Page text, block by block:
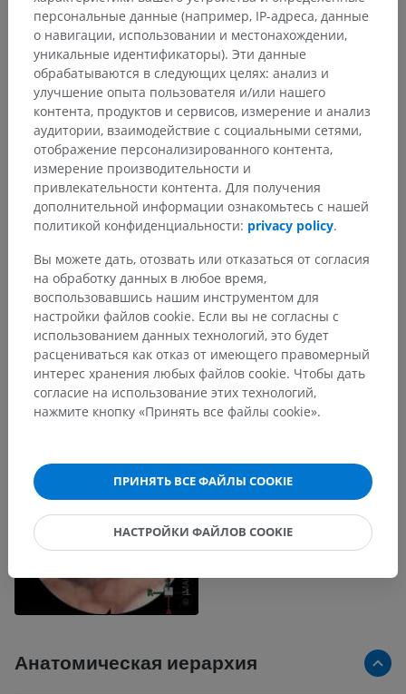
Анатомическая иерархия
персональные данные (например, IP-адреса, данные
о навигации, использовании и местонахождении,
уникальные идентификаторы). Эти данные
обрабатываются в следующих целях: анализ и
улучшение опыта пользователя и/или нашего
контента, продуктов и сервисов, измерение и анализ
аудитории, взаимодействие с социальными сетями,
отображение персонализированного контента,
измерение производительности и
привлекательности контента. Для получения
дополнительной информации ознакомьтесь с нашей
политикой конфиденциальности: privacy policy.
Вы можете дать, отозвать или отказаться от согласия
на обработку данных в любое время,
воспользовавшись нашим инструментом для
настройки файлов cookie. Если вы не согласны с
использованием данных технологий, это будет
расцениваться как отказ от имеющего правомерный
интерес хранения любых файлов cookie. Чтобы дать
согласие на использование этих технологий,
нажмите кнопку «Принять все файлы cookie».
ПРИНЯТЬ ВСЕ ФАЙЛЫ COOKIE
НАСТРОЙКИ ФАЙЛОВ COOKIE